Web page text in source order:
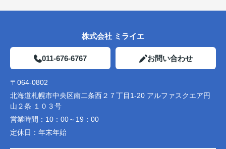
株式会社 ミライエ
011-676-6767 お問い合わせ
〒064-0802
北海道札幌市中央区南二条西２７丁目1-20 アルファスクエア円
山２条 １０３号
営業時間： 10：00～19：00
定休日： 年末年始